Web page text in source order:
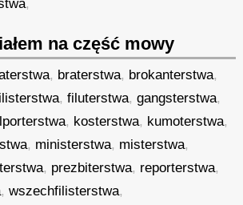
,
na część mowy
, braterstwa, brokanterstwa,
,filuterstwa,gangsterstwa,
, kosterstwa, kumoterstwa,
, ministerstwa, misterstwa,
, prezbiterstwa, reporterstwa,
,wszechfilisterstwa,